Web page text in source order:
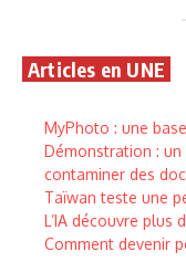
Articles en UNE
MyPhoto : une
Démonstration :
contaminer des
Taïwan teste une
L’IA découvre
Comment devenir